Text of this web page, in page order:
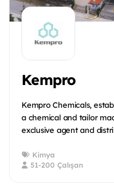
Kempro
Kempro Chemicals,
a chemical and tailor
exclusive agent and
Kimya
51-200 Çalışan